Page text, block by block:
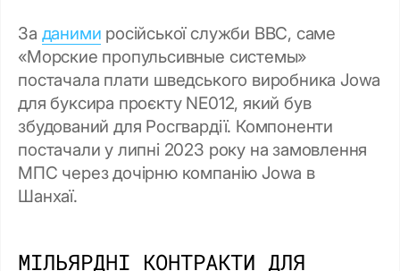
За даними російської служби BBC, саме
«Морские пропульсивные системы»
постачала плати шведського виробника Jowa
для буксира проєкту NE012, який був
збудований для Росгвардії. Компоненти
постачали у липні 2023 року на замовлення
МПС через дочірню компанію Jowa в
Шанхаї.
МІЛЬЯРДНІ КОНТРАКТИ ДЛЯ